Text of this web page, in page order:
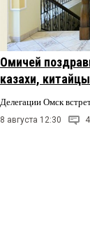
Омичей
казахи,
Делегации Омск
8 августа 12:30 4